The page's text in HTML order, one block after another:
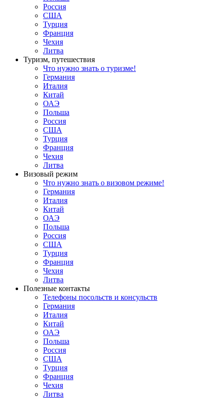
Россия
США
Турция
Франция
Чехия
Литва
Туризм, путешествия
Что нужно знать о туризме!
Германия
Италия
Китай
ОАЭ
Польша
Россия
США
Турция
Франция
Чехия
Литва
Визовый режим
Что нужно знать о визовом режиме!
Германия
Италия
Китай
ОАЭ
Польша
Россия
США
Турция
Франция
Чехия
Литва
Полезные контакты
Телефоны посольств и консульств
Германия
Италия
Китай
ОАЭ
Польша
Россия
США
Турция
Франция
Чехия
Литва